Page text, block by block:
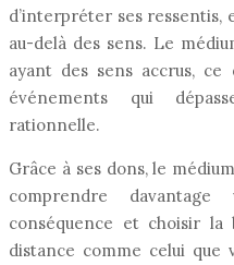
d’interpréter ses ressentis,
au-delà des sens. Le
ayant des sens accrus,
événements qui
rationnelle.
Grâce à ses dons, le
comprendre
conséquence et choisir
distance comme celui